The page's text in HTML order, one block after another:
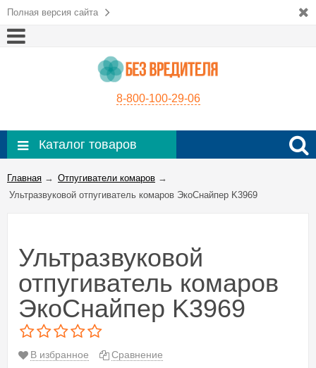
Полная версия сайта
8-800-100-29-06
Каталог товаров
Главная → Отпугиватели комаров →
Ультразвуковой отпугиватель комаров ЭкоСнайпер K3969
Ультразвуковой
отпугиватель комаров
ЭкоСнайпер K3969
В избранное Сравнение